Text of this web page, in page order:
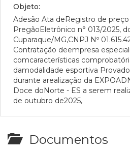
Objeto:
Adesão Ata deRegistro de
PregãoEletrônico n° 013/2025,
Cuparaque/MG,CNPJ Nº
Contratação deempresa
comcaracterísticas
damodalidade esportiva
durante arealização da
Doce doNorte - ES a serem
de outubro de2025,
Documentos